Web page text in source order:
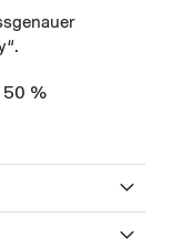
50 %